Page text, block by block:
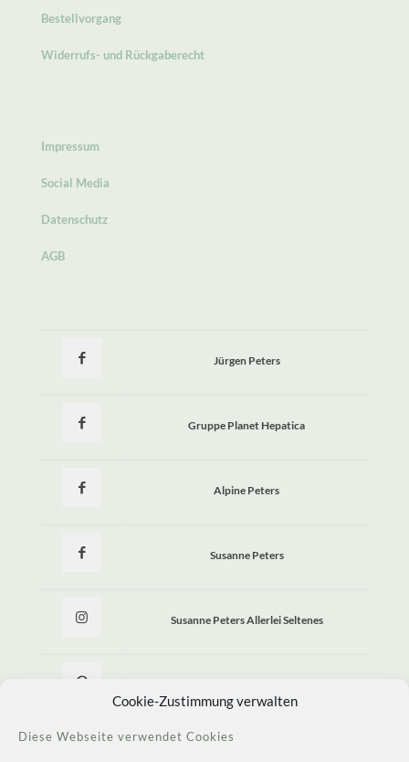
Cookie-Zustimmung verwalten
Diese Webseite verwendet Cookies
Bestellvorgang
Widerrufs- und Rückgaberecht
Impressum
Social Media
Datenschutz
AGB
Jürgen Peters
Gruppe Planet Hepatica
Alpine Peters
Susanne Peters
Susanne Peters Allerlei Seltenes